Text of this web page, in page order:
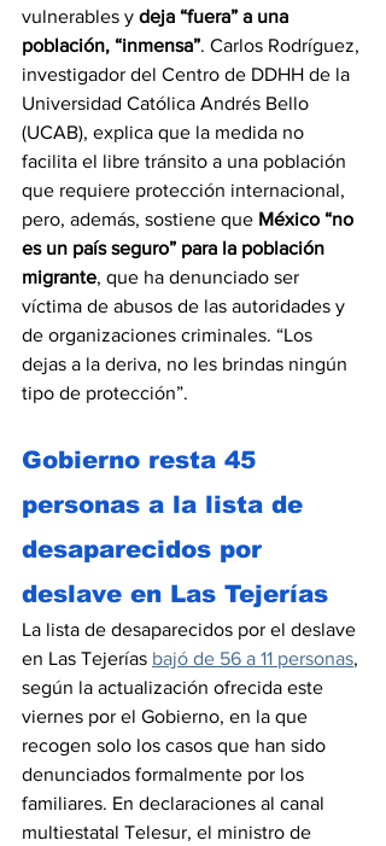
vulnerables y deja “fuera” a una
población, “inmensa”. Carlos Rodríguez,
investigador del Centro de DDHH de la
Universidad Católica Andrés Bello
(UCAB), explica que la medida no
facilita el libre tránsito a una población
que requiere protección internacional,
pero, además, sostiene que México “no
es un país seguro” para la población
migrante, que ha denunciado ser
víctima de abusos de las autoridades y
de organizaciones criminales. “Los
dejas a la deriva, no les brindas ningún
tipo de protección”.
Gobierno resta 45
personas a la lista de
desaparecidos por
deslave en Las Tejerías
La lista de desaparecidos por el deslave
en Las Tejerías bajó de 56 a 11 personas,
según la actualización ofrecida este
viernes por el Gobierno, en la que
recogen solo los casos que han sido
denunciados formalmente por los
familiares. En declaraciones al canal
multiestatal Telesur, el ministro de